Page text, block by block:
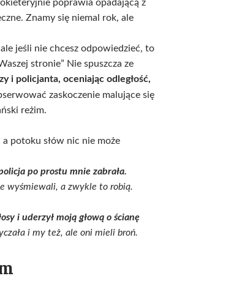
poprawia opadającą z
Znamy się niemal rok, ale
jeśli nie chcesz odpowiedzieć, to
stronie” Nie spuszcza ze
i policjanta, oceniając odległość,
zaskoczenie malujące się
reżim.
potoku słów nic nie może
po prostu mnie zabrała.
wyśmiewali, a zwykle to robią.
i uderzył moją głową o ścianę
i my też, ale oni mieli broń.